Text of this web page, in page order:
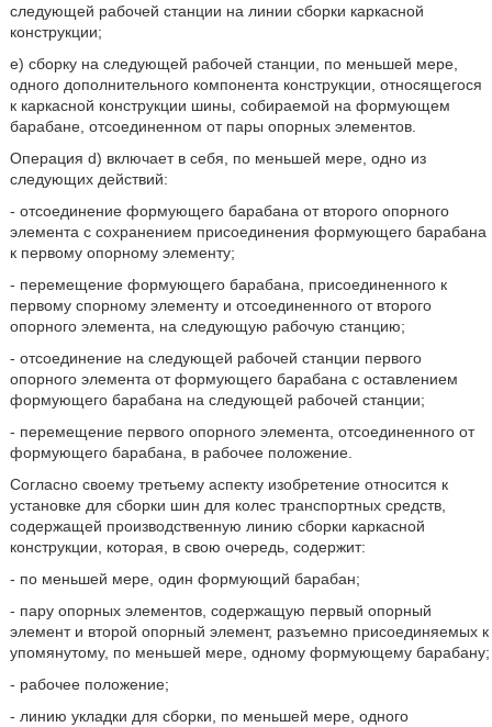
следующей рабочей станции на линии сборки каркасной
конструкции;
е) сборку на следующей рабочей станции, по меньшей мере,
одного дополнительного компонента конструкции, относящегося
к каркасной конструкции шины, собираемой на формующем
барабане, отсоединенном от пары опорных элементов.
Операция d) включает в себя, по меньшей мере, одно из
следующих действий:
- отсоединение формующего барабана от второго опорного
элемента с сохранением присоединения формующего барабана
к первому опорному элементу;
- перемещение формующего барабана, присоединенного к
первому спорному элементу и отсоединенного от второго
опорного элемента, на следующую рабочую станцию;
- отсоединение на следующей рабочей станции первого
опорного элемента от формующего барабана с оставлением
формующего барабана на следующей рабочей станции;
- перемещение первого опорного элемента, отсоединенного от
формующего барабана, в рабочее положение.
Согласно своему третьему аспекту изобретение относится к
установке для сборки шин для колес транспортных средств,
содержащей производственную линию сборки каркасной
конструкции, которая, в свою очередь, содержит:
- по меньшей мере, один формующий барабан;
- пару опорных элементов, содержащую первый опорный
элемент и второй опорный элемент, разъемно присоединяемых к
упомянутому, по меньшей мере, одному формующему барабану;
- рабочее положение;
- линию укладки для сборки, по меньшей мере, одного